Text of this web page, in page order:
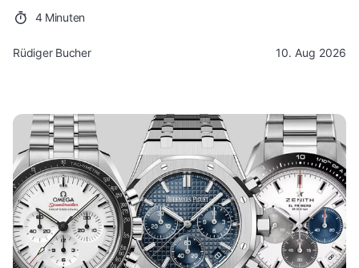
4 Minuten
Rüdiger Bucher 10. Aug 2026